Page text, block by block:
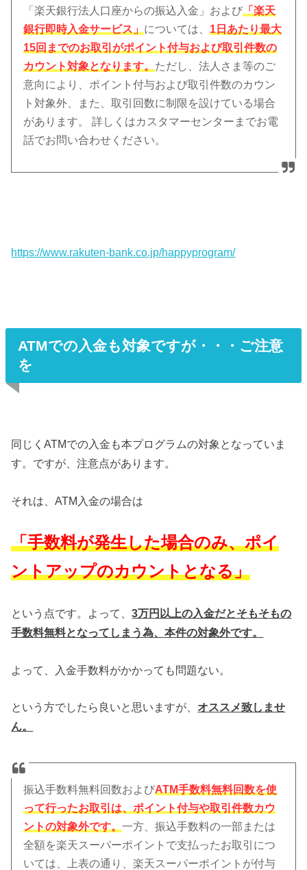
「楽天銀行法人口座からの振込入金」および 「楽天
銀行即時入金サービス」 については、 1日あたり最大
15回までのお取引がポイント付与および取引件数の
カウント対象となります。 ただし、法人さま等のご
意向により、ポイント付与および取引件数のカウン
ト対象外、また、取引回数に制限を設けている場合
があります。 詳しくはカスタマーセンターまでお電
話でお問い合わせください。
https://www.rakuten-bank.co.jp/happyprogram/
ATMでの入金も対象ですが・・・ご注意
を
同じくATMでの入金も本プログラムの対象となっていま
す。ですが、注意点があります。
それは、ATM入金の場合は
「手数料が発生した場合のみ、ポイ
ントアップのカウントとなる」
という点です。よって、3万円以上の入金だとそもそもの
手数料無料となってしまう為、本件の対象外です。
よって、入金手数料がかかっても問題ない。
という方でしたら良いと思いますが、 オススメ致しませ
ん。
振込手数料無料回数およびATM手数料無料回数を使
って行ったお取引は、ポイント付与や取引件数カウ
ントの対象外です。一方、振込手数料の一部または
全額を楽天スーパーポイントで支払ったお取引につ
いては、上表の通り、楽天スーパーポイントが付与